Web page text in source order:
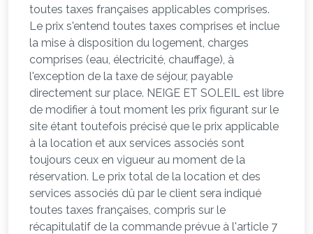
toutes taxes françaises applicables comprises.
Le prix s'entend toutes taxes comprises et inclue
la mise à disposition du logement, charges
comprises (eau, électricité, chauffage), à
l'exception de la taxe de séjour, payable
directement sur place. NEIGE ET SOLEIL est libre
de modifier à tout moment les prix figurant sur le
site étant toutefois précisé que le prix applicable
à la location et aux services associés sont
toujours ceux en vigueur au moment de la
réservation. Le prix total de la location et des
services associés dû par le client sera indiqué
toutes taxes françaises, compris sur le
récapitulatif de la commande prévue à l'article 7